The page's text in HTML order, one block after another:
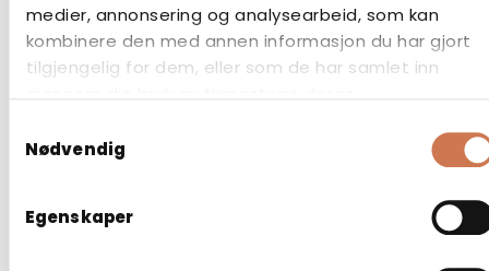
medier, annonsering og analysearbeid, som kan
kombinere den med annen informasjon du har gjort
tilgjengelig for dem, eller som de har samlet inn
Nødvendig
Egenskaper
HØYSKAP PYK 400 NEDRE HØYRE